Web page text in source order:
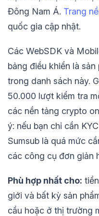
Đông Nam Á. Trang
quốc gia cập nhật.
Các WebSDK và
bảng điều khiển là
trong danh sách này.
50.000 lượt kiểm tra
các nền tảng crypto
ý: nếu bạn chỉ cần
Sumsub là quá mức
các công cụ đơn giản
Phù hợp nhất cho:
giới và bất kỳ sản
cầu hoặc ở thị trường